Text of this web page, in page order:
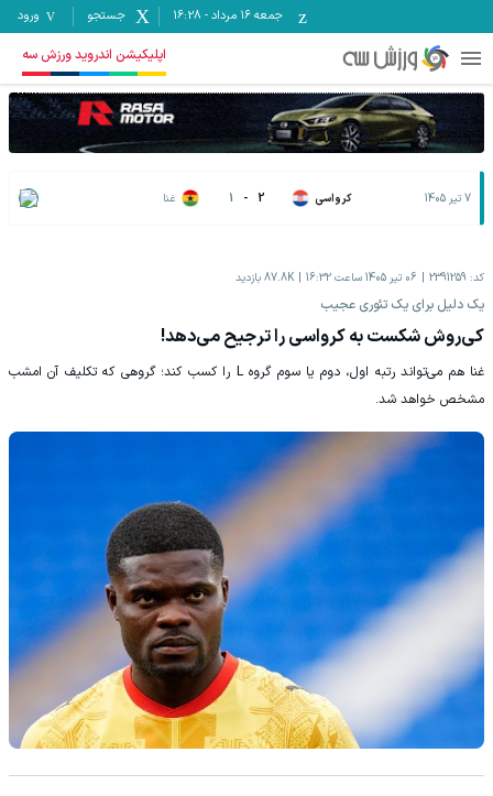
جمعه ۱۶ مرداد -
16:28 جستجو ورود
اپلیکیشن اندروید ورزش سه
7 تیر 1405 کرواسی 2
-
1 غنا
کد: 2391259 06 تیر 1405 ساعت 16:32 87.8K بازدید
یک دلیل برای یک تئوری عجیب
کی‌روش شکست به کرواسی را ترجیح می‌دهد!
غنا هم می‌تواند رتبه اول، دوم یا سوم گروه L را کسب کند؛ گروهی که تکلیف آن امشب
مشخص خواهد شد.